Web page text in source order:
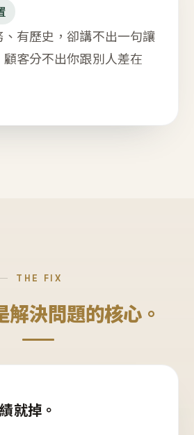
有歷史，卻講不出一句讓
客分不出你跟別人差在
THE FIX
解決問題的核心。
就掉。